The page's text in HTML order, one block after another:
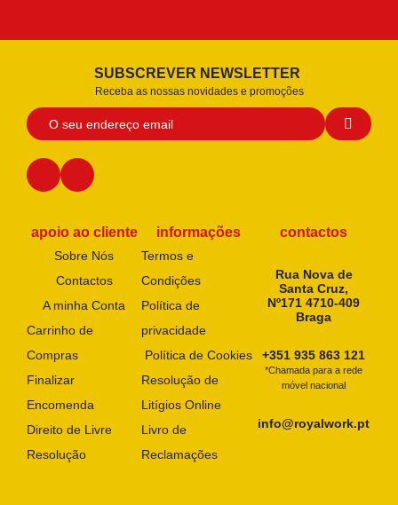
SUBSCREVER NEWSLETTER
Receba as nossas novidades e promoções
apoio ao cliente
Sobre Nós
Contactos
A minha Conta
Carrinho de
Compras
Finalizar
Encomenda
Direito de Livre
Resolução
informações
Termos e
Condições
Política de
privacidade
Política de Cookies
Resolução de
Litígios Online
Livro de
Reclamações
contactos
Rua Nova de
Santa Cruz,
Nº171 4710-409
Braga
+351 935 863 121
*Chamada para a rede
móvel nacional
info@royalwork.pt